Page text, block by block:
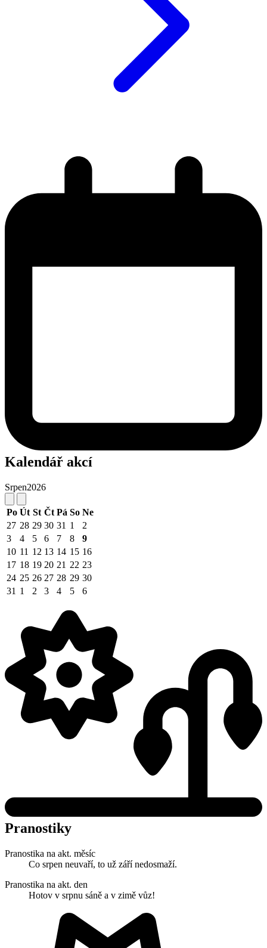
Kalendář akcí
Srpen2026
Po Út St Čt Pá So Ne
27 28 29 30 31 1
2
3
4 5 6 7 8
9
10 11 12 13 14 15 16
17 18 19 20 21 22 23
24 25 26 27 28 29 30
31 1 2 3 4 5 6
Pranostiky
Pranostika na akt. měsíc
Co srpen neuvaří, to už září nedosmaží.
Pranostika na akt. den
Hotov v srpnu sáně a v zimě vůz!